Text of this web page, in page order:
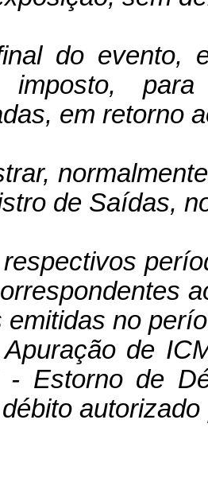
do evento,
em retorno
de Saídas,
no
de
- Estorno de